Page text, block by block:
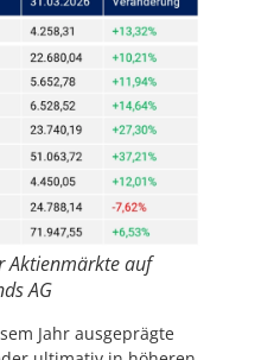
Aktienmärkte auf
AG
Jahr ausgeprägte